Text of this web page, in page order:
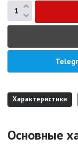
Характеристики
Основные